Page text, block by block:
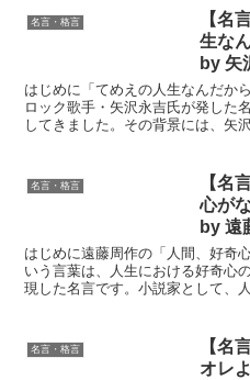
名言・格言
【名
生な
by 矢
る教訓
はじめに「てめえの人生なんだか
ロック歌手・矢沢永吉氏が発した
してきました。その背景には、矢
名言・格言
【名
心が
by 遠
る教
はじめに遠藤周作の「人間、好奇
いう言葉は、人生における好奇心
現した名言です。小説家として、
名言・格言
【名
オレ